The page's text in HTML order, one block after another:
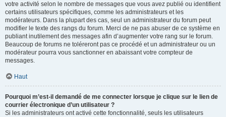
votre activité selon le nombre de messages que vous avez publié ou identifient
certains utilisateurs spécifiques, comme les administrateurs et les
modérateurs. Dans la plupart des cas, seul un administrateur du forum peut
modifier le texte des rangs du forum. Merci de ne pas abuser de ce système en
publiant inutilement des messages afin d’augmenter votre rang sur le forum.
Beaucoup de forums ne toléreront pas ce procédé et un administrateur ou un
modérateur pourra vous sanctionner en abaissant votre compteur de
messages.
Haut
Pourquoi m’est-il demandé de me connecter lorsque je clique sur le lien de
courrier électronique d’un utilisateur ?
Si les administrateurs ont activé cette fonctionnalité, seuls les utilisateurs